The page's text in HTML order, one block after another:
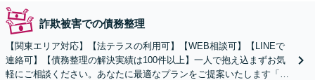
詐欺被害での債務整理
【関東エリア対応】【法テラスの利用可】【WEB相談可】【LINEで
連絡可】【債務整理の解決実績は100件以上】一人で抱え込まずお気
軽にご相談ください。あなたに最適なプランをご提案いたします「法